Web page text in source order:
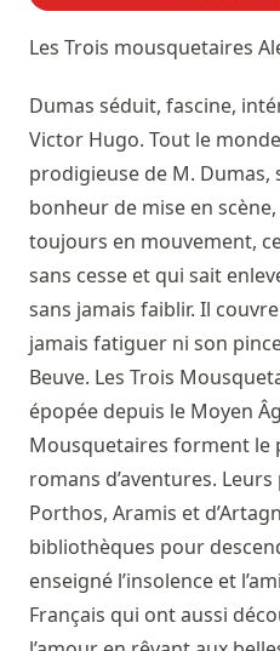
Les Trois mousquetaires
Dumas séduit, fascine,
Victor Hugo. Tout le
prodigieuse de M. Dumas,
bonheur de mise en
toujours en mouvement,
sans cesse et qui sait
sans jamais faiblir. Il
jamais fatiguer ni son
Beuve. Les Trois
épopée depuis le Moyen
Mousquetaires forment le
romans d’aventures.
Porthos, Aramis et
bibliothèques pour
enseigné l’insolence et
Français qui ont aussi